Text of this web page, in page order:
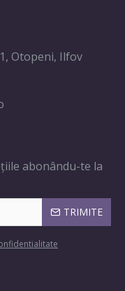
Otopeni, Ilfov
abonându-te la
TRIMITE